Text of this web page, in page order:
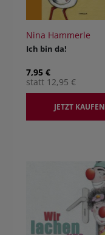
Nina Hammerle
Ich bin da!
7,95 €
statt 12,95 €
JETZT KAUFEN